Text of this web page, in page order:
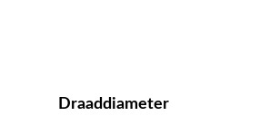
Draaddiameter